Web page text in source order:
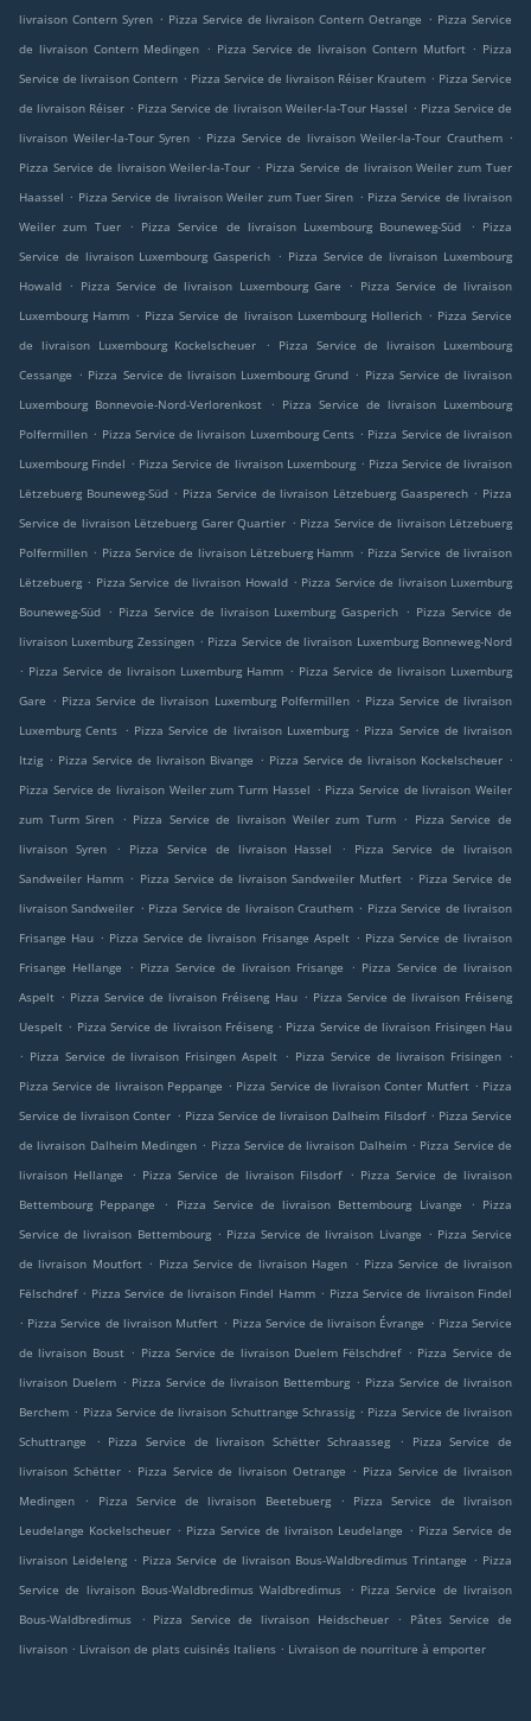
livraison Contern Syren . Pizza Service de livraison Contern Oetrange . Pizza Service
de livraison Contern Medingen . Pizza Service de livraison Contern Mutfort . Pizza
Service de livraison Contern . Pizza Service de livraison Réiser Krautem . Pizza Service
de livraison Réiser . Pizza Service de livraison Weiler-la-Tour Hassel . Pizza Service de
livraison Weiler-la-Tour Syren . Pizza Service de livraison Weiler-la-Tour Crauthem .
Pizza Service de livraison Weiler-la-Tour . Pizza Service de livraison Weiler zum Tuer
Haassel . Pizza Service de livraison Weiler zum Tuer Siren . Pizza Service de livraison
Weiler zum Tuer
. Pizza Service de livraison Luxembourg Bouneweg-Süd . Pizza
Service de livraison Luxembourg Gasperich . Pizza Service de livraison Luxembourg
Howald . Pizza Service de livraison Luxembourg Gare . Pizza Service de livraison
Luxembourg Hamm . Pizza Service de livraison Luxembourg Hollerich . Pizza Service
de livraison Luxembourg Kockelscheuer
.
Pizza Service de livraison Luxembourg
Cessange . Pizza Service de livraison Luxembourg Grund . Pizza Service de livraison
Luxembourg Bonnevoie-Nord-Verlorenkost
. Pizza Service de livraison Luxembourg
Polfermillen . Pizza Service de livraison Luxembourg Cents . Pizza Service de livraison
Luxembourg Findel . Pizza Service de livraison Luxembourg . Pizza Service de livraison
Lëtzebuerg Bouneweg-Süd . Pizza Service de livraison Lëtzebuerg Gaasperech . Pizza
Service de livraison Lëtzebuerg Garer Quartier . Pizza Service de livraison Lëtzebuerg
Polfermillen . Pizza Service de livraison Lëtzebuerg Hamm . Pizza Service de livraison
Lëtzebuerg . Pizza Service de livraison Howald . Pizza Service de livraison Luxemburg
Bouneweg-Süd . Pizza Service de livraison Luxemburg Gasperich . Pizza Service de
livraison Luxemburg Zessingen . Pizza Service de livraison Luxemburg Bonneweg-Nord
. Pizza Service de livraison Luxemburg Hamm . Pizza Service de livraison Luxemburg
Gare . Pizza Service de livraison Luxemburg Polfermillen . Pizza Service de livraison
Luxemburg Cents . Pizza Service de livraison Luxemburg . Pizza Service de livraison
Itzig . Pizza Service de livraison Bivange . Pizza Service de livraison Kockelscheuer .
Pizza Service de livraison Weiler zum Turm Hassel . Pizza Service de livraison Weiler
zum Turm Siren
. Pizza Service de livraison Weiler zum Turm . Pizza Service de
livraison Syren
. Pizza Service de livraison Hassel .
Pizza Service de livraison
Sandweiler Hamm . Pizza Service de livraison Sandweiler Mutfert . Pizza Service de
livraison Sandweiler . Pizza Service de livraison Crauthem . Pizza Service de livraison
Frisange Hau . Pizza Service de livraison Frisange Aspelt . Pizza Service de livraison
Frisange Hellange
. Pizza Service de livraison Frisange . Pizza Service de livraison
Aspelt . Pizza Service de livraison Fréiseng Hau . Pizza Service de livraison Fréiseng
Uespelt . Pizza Service de livraison Fréiseng . Pizza Service de livraison Frisingen Hau
. Pizza Service de livraison Frisingen Aspelt . Pizza Service de livraison Frisingen .
Pizza Service de livraison Peppange . Pizza Service de livraison Conter Mutfert . Pizza
Service de livraison Conter . Pizza Service de livraison Dalheim Filsdorf . Pizza Service
de livraison Dalheim Medingen . Pizza Service de livraison Dalheim . Pizza Service de
livraison Hellange
. Pizza Service de livraison Filsdorf . Pizza Service de livraison
Bettembourg Peppange
. Pizza Service de livraison Bettembourg Livange . Pizza
Service de livraison Bettembourg . Pizza Service de livraison Livange . Pizza Service
de livraison Moutfort . Pizza Service de livraison Hagen . Pizza Service de livraison
Fëlschdref . Pizza Service de livraison Findel Hamm . Pizza Service de livraison Findel
. Pizza Service de livraison Mutfert . Pizza Service de livraison Évrange . Pizza Service
de livraison Boust . Pizza Service de livraison Duelem Fëlschdref . Pizza Service de
livraison Duelem . Pizza Service de livraison Bettemburg . Pizza Service de livraison
Berchem . Pizza Service de livraison Schuttrange Schrassig . Pizza Service de livraison
Schuttrange
. Pizza Service de livraison Schëtter Schraasseg .
Pizza Service de
livraison Schëtter . Pizza Service de livraison Oetrange . Pizza Service de livraison
Medingen
. Pizza Service de livraison Beetebuerg .
Pizza Service de livraison
Leudelange Kockelscheuer . Pizza Service de livraison Leudelange . Pizza Service de
livraison Leideleng . Pizza Service de livraison Bous-Waldbredimus Trintange . Pizza
Service de livraison Bous-Waldbredimus Waldbredimus
. Pizza Service de livraison
Bous-Waldbredimus
. Pizza Service de livraison Heidscheuer .
Pâtes Service de
livraison . Livraison de plats cuisinés Italiens . Livraison de nourriture à emporter